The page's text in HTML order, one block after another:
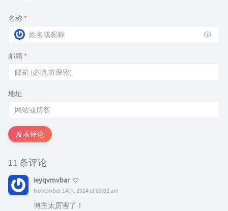
名称 *
🎲
邮箱 *
地址
发表评论
11 条评论
ieyqvmvbar
November 14th, 2024 at 03:02 am
博主太厉害了！